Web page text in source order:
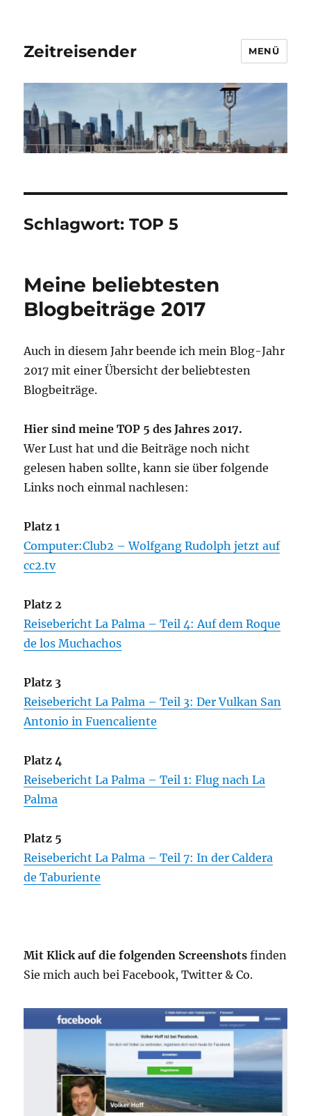
Zeitreisender MENÜ
Schlagwort:TOP 5
Meine beliebtesten
Blogbeiträge 2017
Auch in diesem Jahr beende ich mein Blog-Jahr
2017 mit einer Übersicht der beliebtesten
Blogbeiträge.
Hier sind meine TOP 5 des Jahres 2017.
Wer Lust hat und die Beiträge noch nicht
gelesen haben sollte, kann sie über folgende
Links noch einmal nachlesen:
Platz 1
Computer:Club2 – Wolfgang Rudolph jetzt auf
cc2.tv
Platz 2
Reisebericht La Palma – Teil 4: Auf dem Roque
de los Muchachos
Platz 3
Reisebericht La Palma – Teil 3: Der Vulkan San
Antonio in Fuencaliente
Platz 4
Reisebericht La Palma – Teil 1: Flug nach La
Palma
Platz 5
Reisebericht La Palma – Teil 7: In der Caldera
de Taburiente
Mit Klick auf die folgenden Screenshots finden
Sie mich auch bei Facebook, Twitter & Co.